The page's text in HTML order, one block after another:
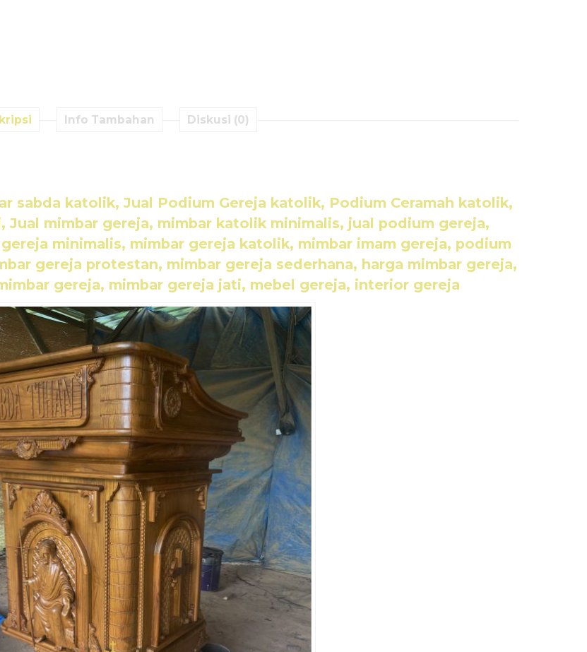
Info Tambahan Diskusi (0)
sabda katolik, Jual Podium Gereja katolik, Podium Ceramah katolik,
Jual mimbar gereja, mimbar katolik minimalis, jual podium gereja,
minimalis, mimbar gereja katolik, mimbar imam gereja, podium
gereja protestan, mimbar gereja sederhana, harga mimbar gereja,
gereja, mimbar gereja jati, mebel gereja, interior gereja